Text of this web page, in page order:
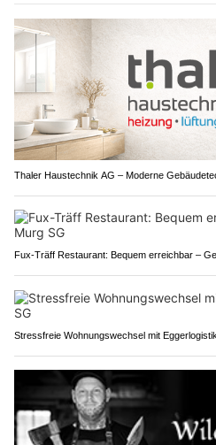
Thaler Haustechnik AG – Moderne
Fux-Träff Restaurant: Bequem erreichbar –
Stressfreie Wohnungswechsel mit